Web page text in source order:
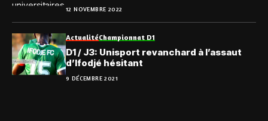
12 NOVEMBRE 2022
ActualitéChampionnat D1
D1 / J3: Unisport revanchard à l’assaut
d’Ifodjé hésitant
9 DÉCEMBRE 2021